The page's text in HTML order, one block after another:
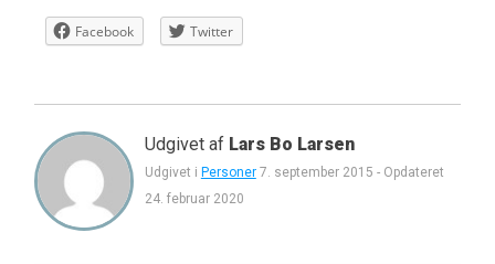
Facebook Twitter
Udgivet af Lars Bo Larsen
Udgivet i Personer 7. september 2015 - Opdateret
24. februar 2020